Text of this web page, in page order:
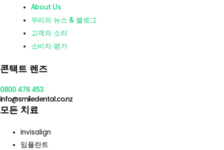
About Us
우리의 뉴스 & 블로그
고객의 소리
소비자 평가
콘택트 렌즈
0800 476 453
info@smiledental.co.nz
모든 치료
Invisalign
임플란트